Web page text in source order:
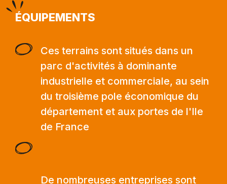
ÉQUIPEMENTS
Ces terrains sont situés dans un
parc d'activités à dominante
industrielle et commerciale, au sein
du troisième pole économique du
département et aux portes de l'Ile
de France
De nombreuses entreprises sont